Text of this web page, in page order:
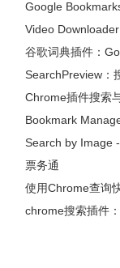
Google
Video Downloader
谷歌词典插件：
SearchPreview：
Chrome插件搜索
Bookmark
Search by Image
票务通
使用Chrome查询
chrome搜索插件